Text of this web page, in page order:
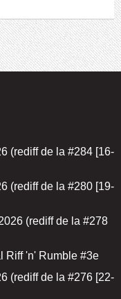
(rediff de la #284 [16-
(rediff de la #280 [19-
(rediff de la #278
Riff 'n' Rumble #3e
(rediff de la #276 [22-